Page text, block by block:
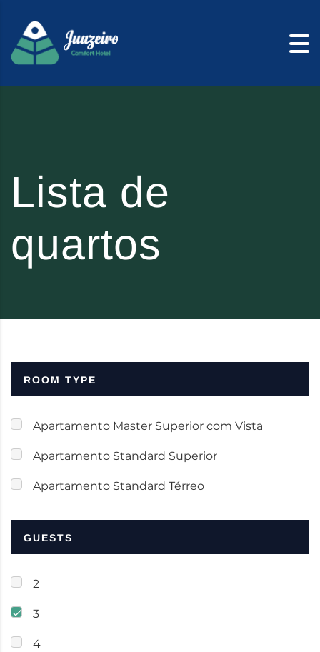
Lista de
quartos
ROOM TYPE
Apartamento Master Superior com Vista
Apartamento Standard Superior
Apartamento Standard Térreo
GUESTS
2
3
4